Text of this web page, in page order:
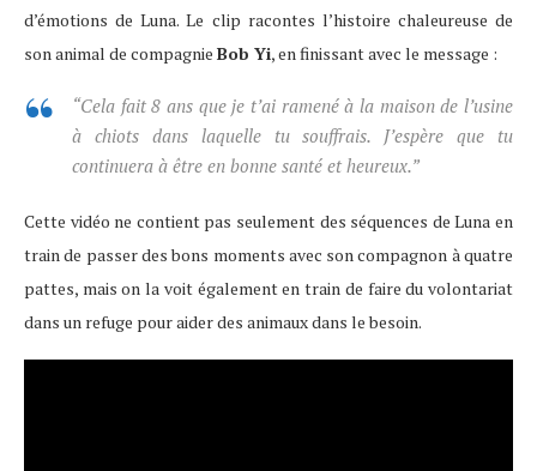
d’émotions de Luna. Le clip racontes l’histoire chaleureuse de
son animal de compagnie Bob Yi, en finissant avec le message :
“Cela fait 8 ans que je t’ai ramené à la maison de l’usine
à chiots dans laquelle tu souffrais. J’espère que tu
continuera à être en bonne santé et heureux.”
Cette vidéo ne contient pas seulement des séquences de Luna en
train de passer des bons moments avec son compagnon à quatre
pattes, mais on la voit également en train de faire du volontariat
dans un refuge pour aider des animaux dans le besoin.